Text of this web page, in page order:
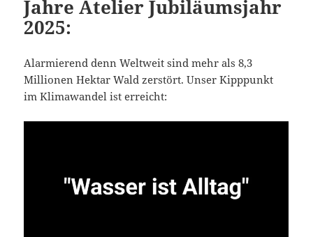
Jahre Atelier Jubiläumsjahr
2025:
Alarmierend denn Weltweit sind mehr als 8,3
Millionen Hektar Wald zerstört. Unser Kipppunkt
im Klimawandel ist erreicht: